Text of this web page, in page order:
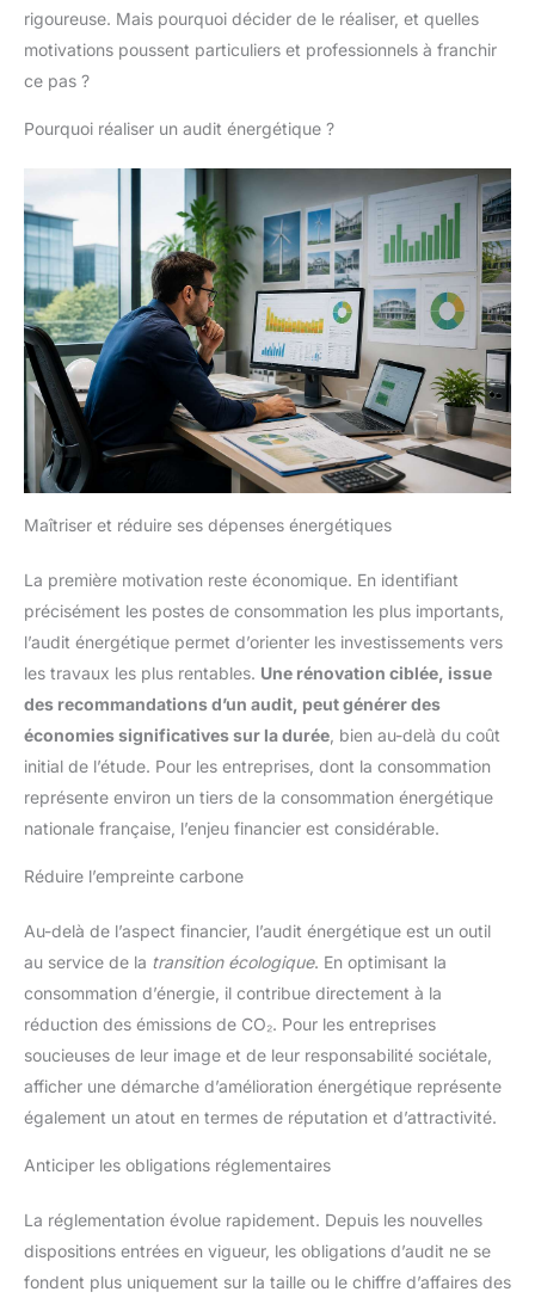
rigoureuse. Mais pourquoi décider de le réaliser, et quelles
motivations poussent particuliers et professionnels à franchir
ce pas ?
Pourquoi réaliser un audit énergétique ?
Maîtriser et réduire ses dépenses énergétiques
La première motivation reste économique. En identifiant
précisément les postes de consommation les plus importants,
l’audit énergétique permet d’orienter les investissements vers
les travaux les plus rentables. Une rénovation ciblée, issue
des recommandations d’un audit, peut générer des
économies significatives sur la durée , bien au-delà du coût
initial de l’étude. Pour les entreprises, dont la consommation
représente environ un tiers de la consommation énergétique
nationale française, l’enjeu financier est considérable.
Réduire l’empreinte carbone
Au-delà de l’aspect financier, l’audit énergétique est un outil
au service de la transition écologique. En optimisant la
consommation d’énergie, il contribue directement à la
réduction des émissions de CO₂. Pour les entreprises
soucieuses de leur image et de leur responsabilité sociétale,
afficher une démarche d’amélioration énergétique représente
également un atout en termes de réputation et d’attractivité.
Anticiper les obligations réglementaires
La réglementation évolue rapidement. Depuis les nouvelles
dispositions entrées en vigueur, les obligations d’audit ne se
fondent plus uniquement sur la taille ou le chiffre d’affaires des